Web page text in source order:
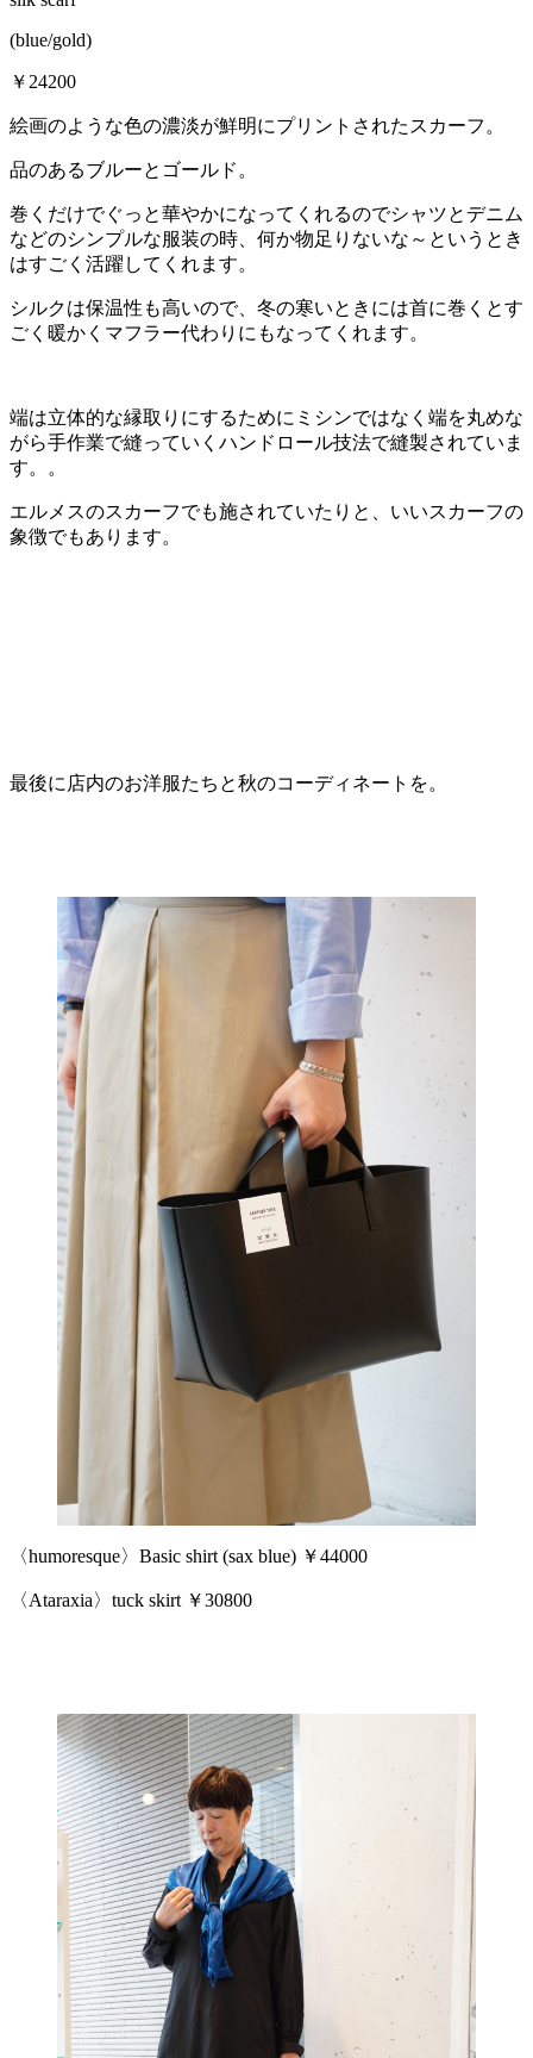
(blue/gold)
￥24200
絵画のような色の濃淡が鮮明にプリントされたスカーフ。
品のあるブルーとゴールド。
巻くだけでぐっと華やかになってくれるのでシャツとデニム
などのシンプルな服装の時、何か物足りないな～というとき
はすごく活躍してくれます。
シルクは保温性も高いので、冬の寒いときには首に巻くとす
ごく暖かくマフラー代わりにもなってくれます。
端は立体的な縁取りにするためにミシンではなく端を丸めな
がら手作業で縫っていくハンドロール技法で縫製されていま
す。。
エルメスのスカーフでも施されていたりと、いいスカーフの
象徴でもあります。
最後に店内のお洋服たちと秋のコーディネートを。
〈humoresque〉Basic shirt (sax blue) ￥44000
〈Ataraxia〉tuck skirt ￥30800